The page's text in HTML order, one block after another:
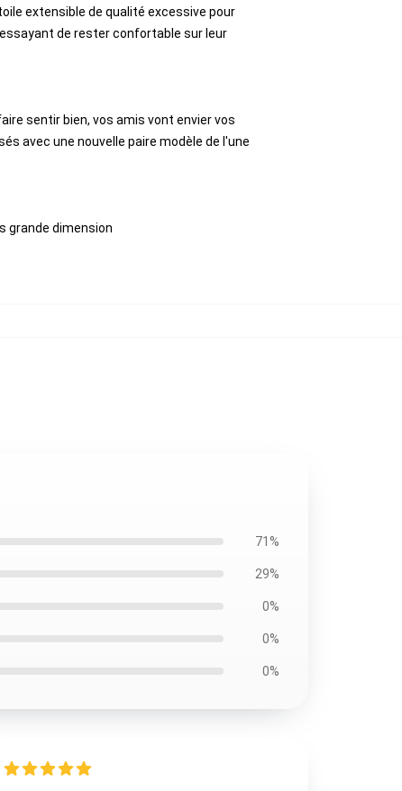
extensible de qualité excessive pour
de rester confortable sur leur
sentir bien, vos amis vont envier vos
avec une nouvelle paire modèle de l'une
grande dimension
71%
29%
0%
0%
0%